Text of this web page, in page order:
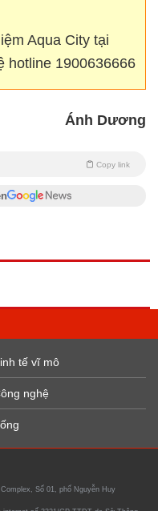
Aqua City tại
hotline 1900636666
Ánh Dương
Copy link
tế vĩ mô
nghệ
Số 01, phố Nguyễn Huy